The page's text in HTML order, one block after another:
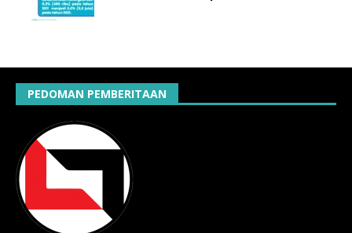
PEDOMAN PEMBERITAAN